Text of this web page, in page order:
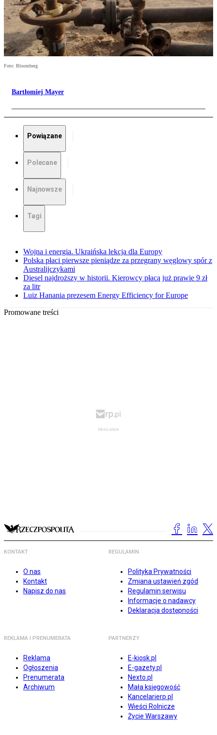
Foto: Bloomberg
Bartłomiej Mayer
Powiązane
Polecane
Najnowsze
Tagi
Wojna i energia. Ukraińska lekcja dla Europy
Polska płaci pierwsze pieniądze za przegrany węglowy spór z
Australijczykami
Diesel najdroższy w historii. Kierowcy płacą już prawie 9 zł
za litr
Luiz Hanania prezesem Energy Efficiency for Europe
Promowane treści
KONTAKT
O nas
Kontakt
Napisz do nas
REGULAMIN
Polityka Prywatności
Zmiana ustawień zgód
Regulamin serwisu
Informacje o nadawcy
Deklaracja dostępności
REKLAMA I PRENUMERATA
Reklama
Ogłoszenia
Prenumerata
Archiwum
PARTNERZY
E-kiosk.pl
E-gazety.pl
Nexto.pl
Mała księgowość
Kancelarierp.pl
Wieści Rolnicze
Życie Warszawy